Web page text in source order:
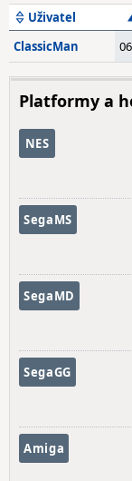
Uživatel
ClassicMan
Platformy a
NES
SegaMS
SegaMD
SegaGG
Amiga